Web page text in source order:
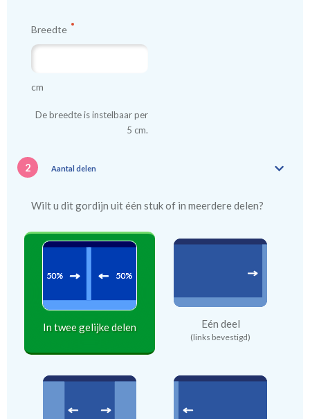
Breedte
cm
De breedte is instelbaar per
5 cm.
2 Aantal delen
Wilt u dit gordijn uit één stuk of in meerdere delen?
In twee gelijke delen Eén deel
(links bevestigd)